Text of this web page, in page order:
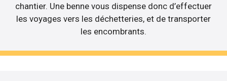
chantier. Une benne vous dispense donc d’effectuer
les voyages vers les déchetteries, et de transporter
les encombrants.